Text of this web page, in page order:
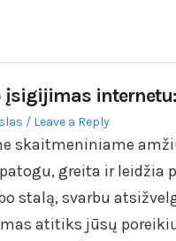
įsigijimas
Leave a Reply
skaitmeniniame
greita ir leidžia
stalą, svarbu
atitiks jūsų